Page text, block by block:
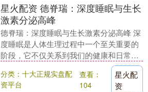
星火配资 德脊瑞：深度睡眠与生长
激素分泌高峰
德脊瑞：深度睡眠与生长激素分泌高峰 深
度睡眠是人体生理过程中一个至关重要的
阶段，它不仅关系到我们的健康和日常表
现，还与生长激素的分泌高峰密切相关。
生长激素，也称....
分类：十大正规实盘配
资平台
查看：
104
星火配
资